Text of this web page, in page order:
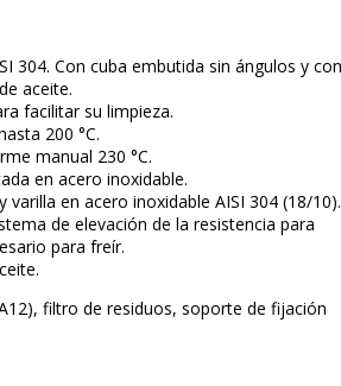
304. Con cuba embutida sin ángulos y con
aceite.
facilitar su limpieza.
200 °C.
manual 230 °C.
en acero inoxidable.
en acero inoxidable AISI 304 (18/10).
de elevación de la resistencia para
para freír.
filtro de residuos, soporte de fijación